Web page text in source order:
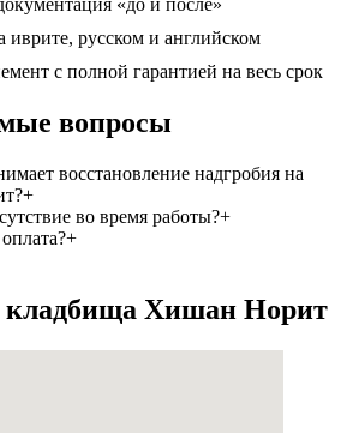
иврите, русском и английском
с полной гарантией на весь срок
вопросы
восстановление надгробия на
+
во время работы?+
+
кладбища Хишан Норит